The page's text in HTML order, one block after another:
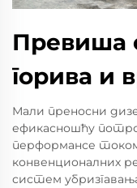
Превиша
горива и
Мали преносни
ефикасношћу
перформансе током
конвенционалних
систем